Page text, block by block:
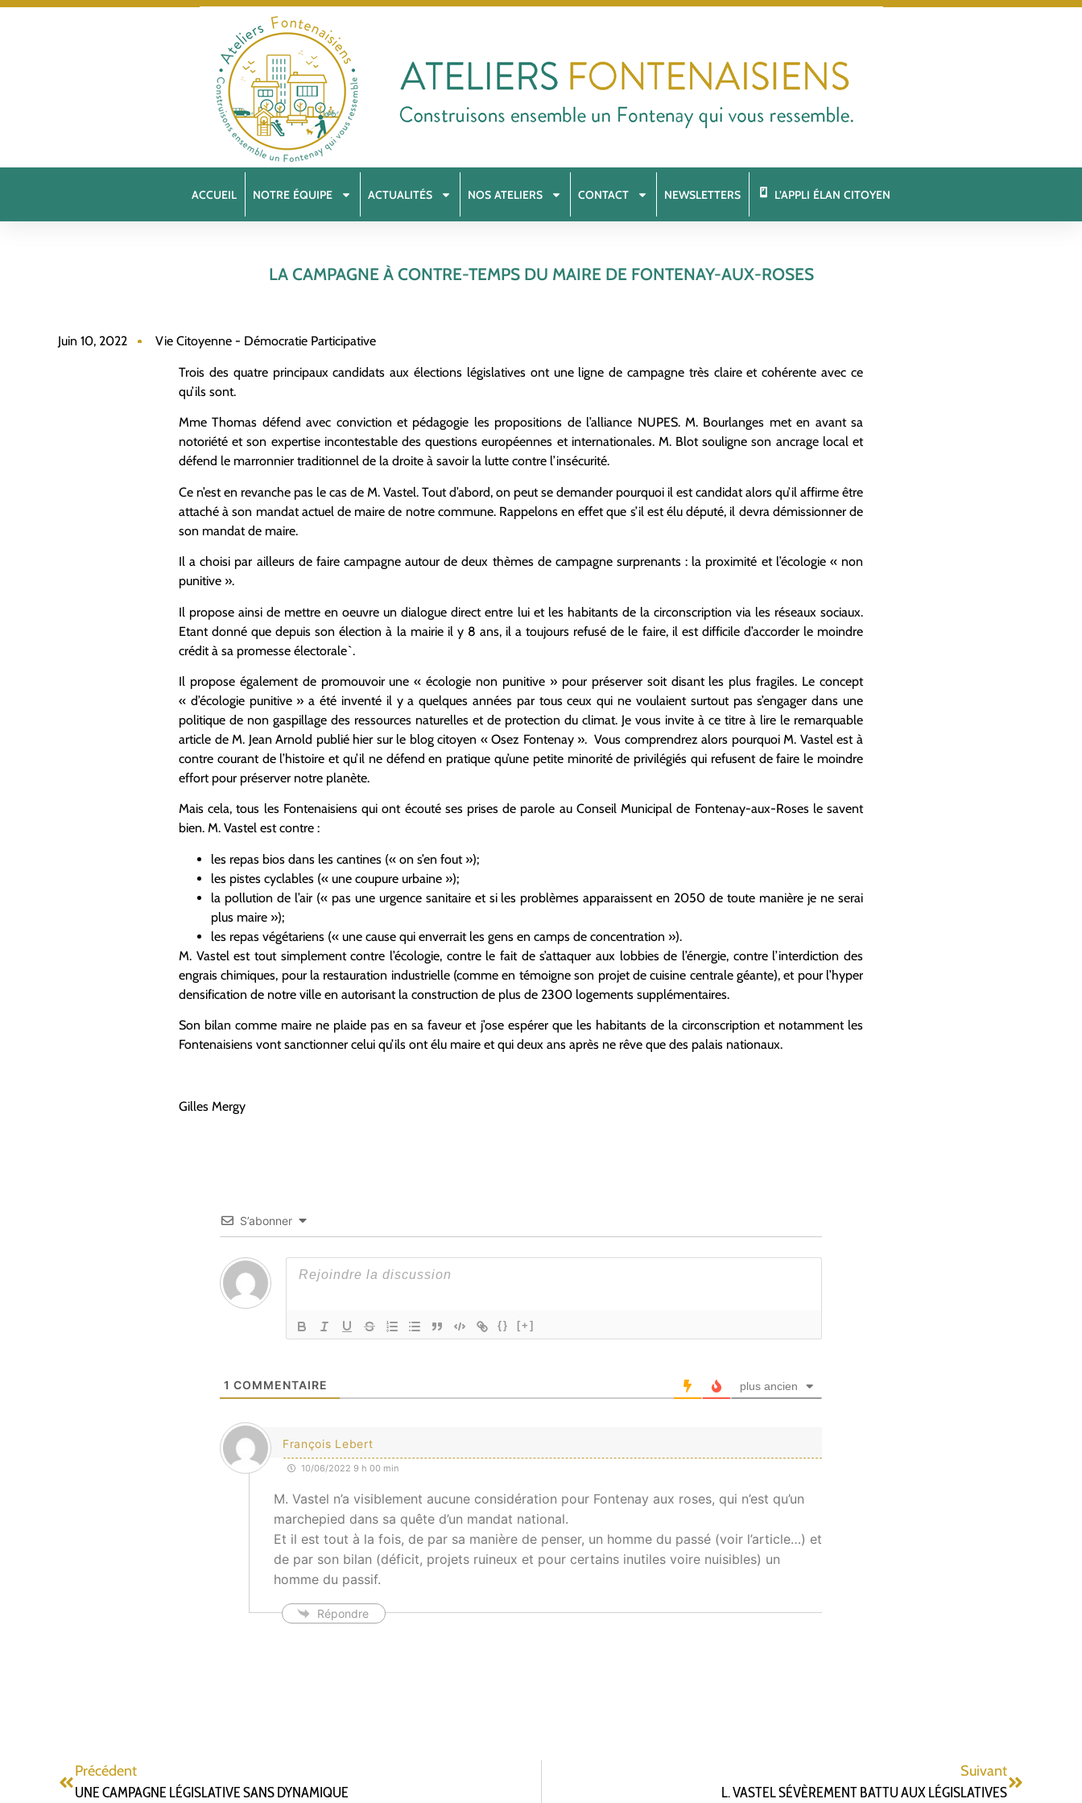
ACCUEIL NOTRE ÉQUIPE ACTUALITÉS NOS ATELIERS CONTACT NEWSLETTERS L’APPLI ÉLAN CITOYEN
LA CAMPAGNE À CONTRE-TEMPS DU MAIRE DE FONTENAY-AUX-ROSES
Juin 10, 2022 Vie Citoyenne - Démocratie Participative
Trois des quatre principaux candidats aux élections législatives ont une ligne de campagne très claire et cohérente avec ce
qu’ils sont.
Mme Thomas défend avec conviction et pédagogie les propositions de l’alliance NUPES. M. Bourlanges met en avant sa
notoriété et son expertise incontestable des questions européennes et internationales. M. Blot souligne son ancrage local et
défend le marronnier traditionnel de la droite à savoir la lutte contre l’insécurité.
Ce n’est en revanche pas le cas de M. Vastel. Tout d’abord, on peut se demander pourquoi il est candidat alors qu’il affirme être
attaché à son mandat actuel de maire de notre commune. Rappelons en effet que s’il est élu député, il devra démissionner de
son mandat de maire.
Il a choisi par ailleurs de faire campagne autour de deux thèmes de campagne surprenants : la proximité et l’écologie « non
punitive ».
Il propose ainsi de mettre en oeuvre un dialogue direct entre lui et les habitants de la circonscription via les réseaux sociaux.
Etant donné que depuis son élection à la mairie il y 8 ans, il a toujours refusé de le faire, il est difficile d’accorder le moindre
crédit à sa promesse électorale`.
Il propose également de promouvoir une « écologie non punitive » pour préserver soit disant les plus fragiles. Le concept
« d’écologie punitive » a été inventé il y a quelques années par tous ceux qui ne voulaient surtout pas s’engager dans une
politique de non gaspillage des ressources naturelles et de protection du climat. Je vous invite à ce titre à lire le remarquable
article de M. Jean Arnold publié hier sur le blog citoyen « Osez Fontenay ». Vous comprendrez alors pourquoi M. Vastel est à
contre courant de l’histoire et qu’il ne défend en pratique qu’une petite minorité de privilégiés qui refusent de faire le moindre
effort pour préserver notre planète.
Mais cela, tous les Fontenaisiens qui ont écouté ses prises de parole au Conseil Municipal de Fontenay-aux-Roses le savent
bien. M. Vastel est contre :
les repas bios dans les cantines (« on s’en fout »);
les pistes cyclables (« une coupure urbaine »);
la pollution de l’air (« pas une urgence sanitaire et si les problèmes apparaissent en 2050 de toute manière je ne serai
plus maire »);
les repas végétariens (« une cause qui enverrait les gens en camps de concentration »).
M. Vastel est tout simplement contre l’écologie, contre le fait de s’attaquer aux lobbies de l’énergie, contre l’interdiction des
engrais chimiques, pour la restauration industrielle (comme en témoigne son projet de cuisine centrale géante), et pour l’hyper
densification de notre ville en autorisant la construction de plus de 2300 logements supplémentaires.
Son bilan comme maire ne plaide pas en sa faveur et j’ose espérer que les habitants de la circonscription et notamment les
Fontenaisiens vont sanctionner celui qu’ils ont élu maire et qui deux ans après ne rêve que des palais nationaux.
Gilles Mergy
S’abonner
{} [+]
1 COMMENTAIRE plus ancien
François Lebert
10/06/2022 9 h 00 min
M. Vastel n’a visiblement aucune considération pour Fontenay aux roses, qui n’est qu’un
marchepied dans sa quête d’un mandat national.
Et il est tout à la fois, de par sa manière de penser, un homme du passé (voir l’article…) et
de par son bilan (déficit, projets ruineux et pour certains inutiles voire nuisibles) un
homme du passif.
Répondre
Précédent
UNE CAMPAGNE LÉGISLATIVE SANS DYNAMIQUE
Suivant
L. VASTEL SÉVÈREMENT BATTU AUX LÉGISLATIVES